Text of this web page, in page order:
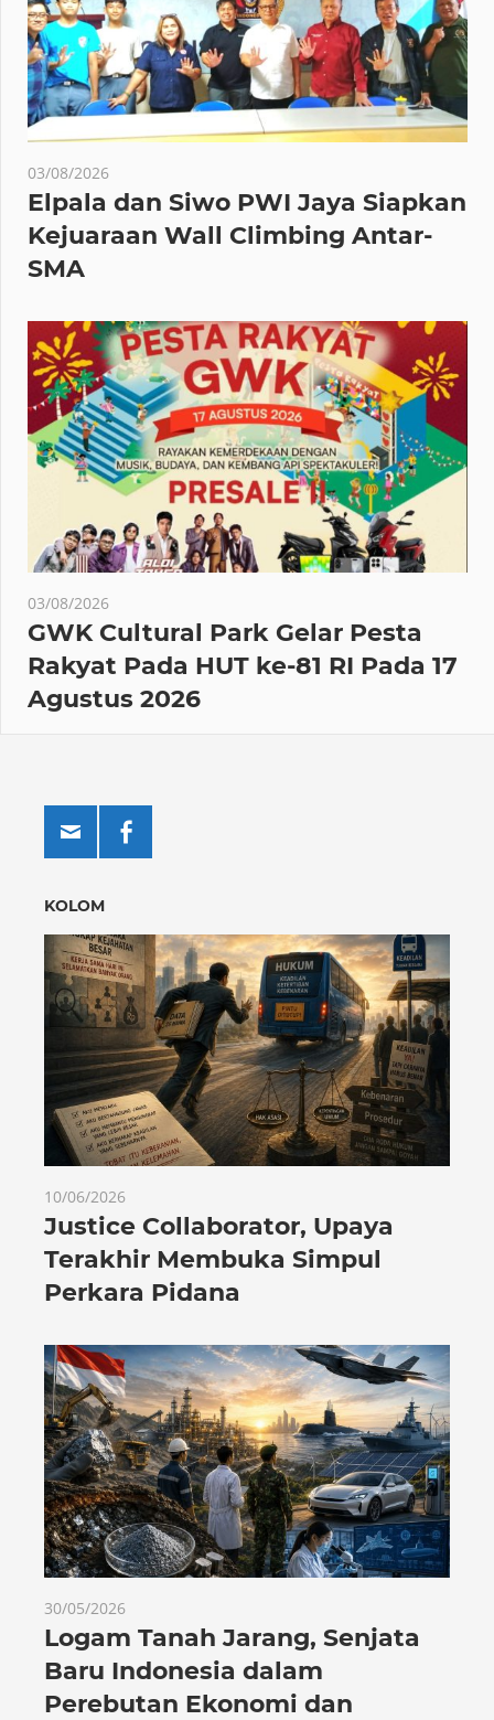
03/08/2026
Elpala dan Siwo PWI Jaya Siapkan
Kejuaraan Wall Climbing Antar-
SMA
03/08/2026
GWK Cultural Park Gelar Pesta
Rakyat Pada HUT ke-81 RI Pada 17
Agustus 2026
KOLOM
10/06/2026
Justice Collaborator, Upaya
Terakhir Membuka Simpul
Perkara Pidana
30/05/2026
Logam Tanah Jarang, Senjata
Baru Indonesia dalam
Perebutan Ekonomi dan